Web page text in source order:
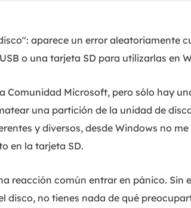
aparece un error aleatoriamente
o una tarjeta SD para utilizarlas en
Comunidad Microsoft, pero sólo hay
una partición de la unidad de
y diversos, desde Windows no
en la tarjeta SD.
reacción común entrar en pánico. Sin
disco, no tienes nada de qué